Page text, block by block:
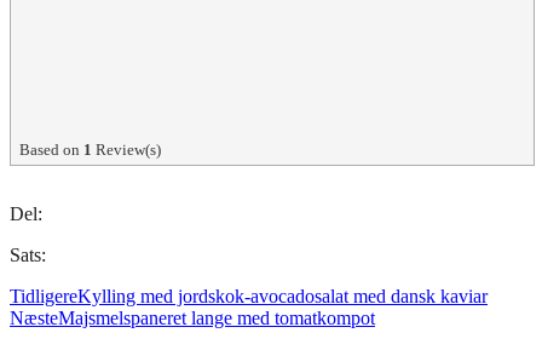
Based on 1 Review(s)
Del:
Sats:
TidligereKylling med jordskok-avocadosalat med dansk kaviar
NæsteMajsmelspaneret lange med tomatkompot